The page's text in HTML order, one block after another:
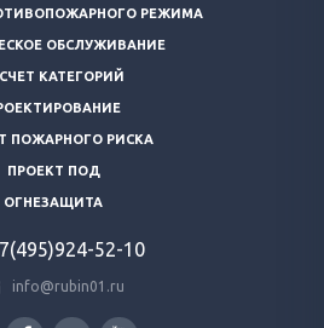
РЕЖИМА
ОБСЛУЖИВАНИЕ
КАТЕГОРИЙ
ПОЖАРНОГО РИСКА
ПРОЕКТ ПОД
ОГНЕЗАЩИТА
52-10
info@rubin01.ru